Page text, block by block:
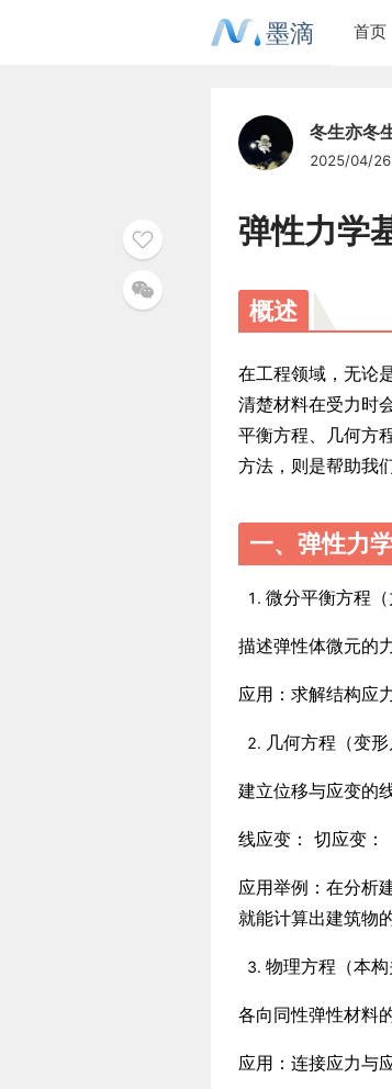
墨滴 首页
冬生亦冬
2025/04/26
弹性力学
概述
在工程领域，无论
清楚材料在受力时
平衡方程、几何方
方法，则是帮助我
一、弹性力
微分平衡方程（
描述弹性体微元的
应用：求解结构应
几何方程（变形
建立位移与应变的
线应变： 切应变：
应用举例：在分析
就能计算出建筑物
物理方程（本构
各向同性弹性材料
应用：连接应力与